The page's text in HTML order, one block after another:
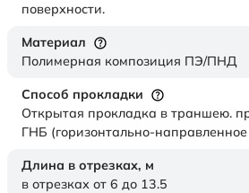
поверхности.
Материал
Полимерная композиция ПЭ/ПНД
Способ прокладки
Открытая прокладка в траншею.
ГНБ (горизонтально-
Длина в отрезках, м
в отрезках от 6 до 13.5